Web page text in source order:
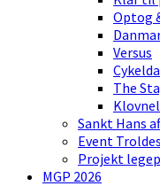
Optog
Versus
The
Sankt Hans
Event
Projekt
MGP 2026